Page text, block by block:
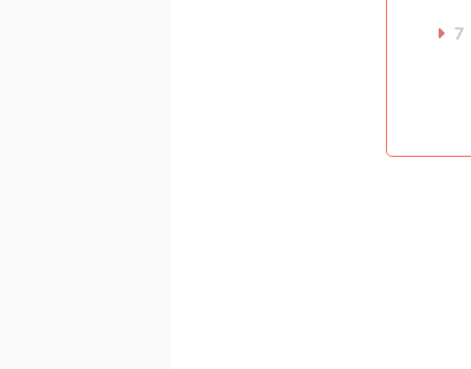
7